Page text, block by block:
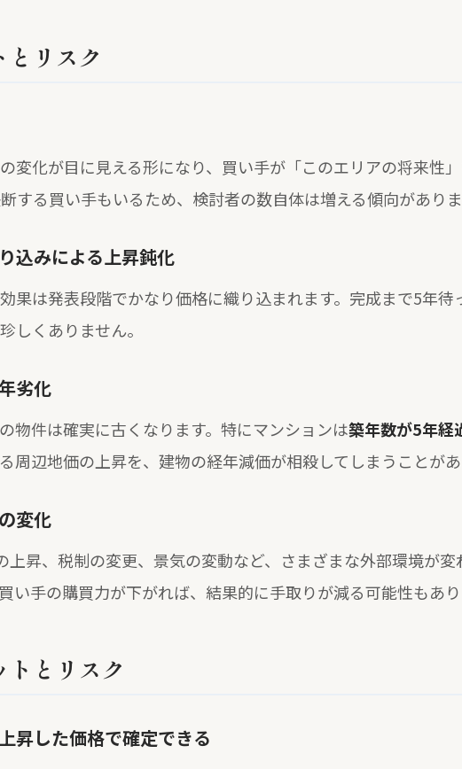
とリスク
変化が目に見える形になり、買い手が「このエリアの将来性
する買い手もいるため、検討者の数自体は増える傾向がありま
込みによる上昇鈍化
果は発表段階でかなり価格に織り込まれます。完成まで5年
しくありません。
劣化
物件は確実に古くなります。特にマンションは築年数が5年経
周辺地価の上昇を、建物の経年減価が相殺してしまうことがあ
変化
上昇、税制の変更、景気の変動など、さまざまな外部環境が
い手の購買力が下がれば、結果的に手取りが減る可能性もあり
トとリスク
昇した価格で確定できる